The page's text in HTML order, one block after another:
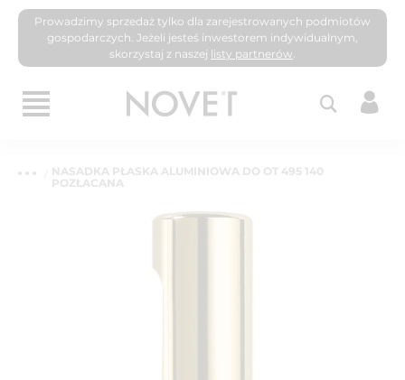
Prowadzimy sprzedaż tylko dla zarejestrowanych podmiotów
gospodarczych. Jeżeli jesteś inwestorem indywidualnym,
skorzystaj z naszej listy partnerów.
NASADKA PŁASKA ALUMINIOWA DO OT 495 140
POZŁACANA